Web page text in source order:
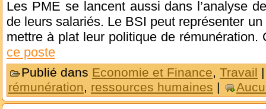
Les PME se lancent aussi dans l’analyse
de leurs salariés. Le BSI peut représenter
mettre à plat leur politique de
ce poste
Publié dans Economie et Finance, Travail
rémunération, ressources humaines |